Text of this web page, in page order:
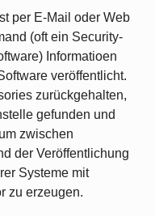
per E-Mail oder Web
(oft ein Security-
Informatioen
veröffentlicht.
zurückgehalten,
gefunden und
zwischen
der Veröffentlichung
Systeme mit
zu erzeugen.